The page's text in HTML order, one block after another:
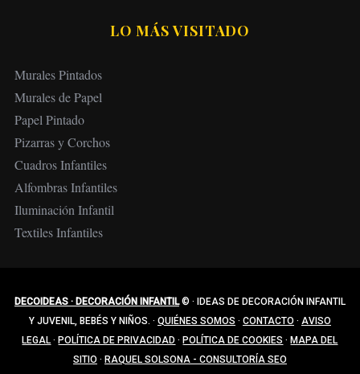
LO MÁS VISITADO
Murales Pintados
Murales de Papel
Papel Pintado
Pizarras y Corchos
Cuadros Infantiles
Alfombras Infantiles
Iluminación Infantil
Textiles Infantiles
DECOIDEAS · DECORACIÓN INFANTIL© ·
IDEAS DE DECORACIÓN INFANTIL
Y JUVENIL, BEBÉS Y NIÑOS. · QUIÉNES SOMOS · CONTACTO · AVISO
LEGAL · POLÍTICA DE PRIVACIDAD · POLÍTICA DE COOKIES · MAPA DEL
SITIO · RAQUEL SOLSONA - CONSULTORÍA SEO